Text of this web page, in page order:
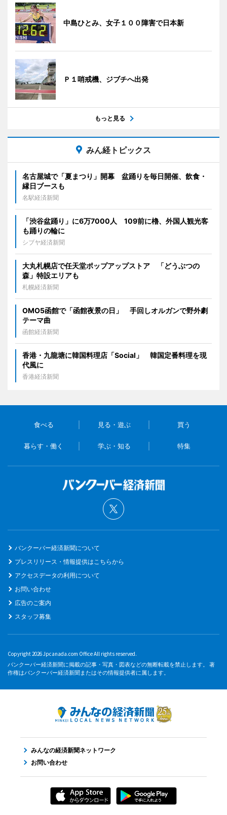
中島ひとみ、女子１００障害で日本新
Ｐ１哨戒機、ジブチへ出発
もっと見る
みん経トピックス
名古屋城で「夏まつり」開幕 盆踊りを毎日開催、飲食・
縁日ブースも
名駅経済新聞
「渋谷盆踊り」に6万7000人 109前に櫓、外国人観光客
も踊りの輪に
シブヤ経済新聞
大丸札幌店で任天堂ポップアップストア 「どうぶつの
森」特設エリアも
札幌経済新聞
OMO5函館で「函館夜景の日」 手回しオルガンで野外劇
テーマ曲
函館経済新聞
香港・九龍塘に韓国料理店「Social」 韓国定番料理を現
代風に
香港経済新聞
食べる 見る・遊ぶ 買う
暮らす・働く 学ぶ・知る 特集
バンクーバー経済新聞について
プレスリリース・情報提供はこちらから
アクセスデータの利用について
お問い合わせ
広告のご案内
スタッフ募集
Copyright 2026 Jpcanada.com Office All rights reserved.
バンクーバー経済新聞に掲載の記事・写真・図表などの無断転載を禁止します。 著
作権はバンクーバー経済新聞またはその情報提供者に属します。
みんなの経済新聞ネットワーク
お問い合わせ